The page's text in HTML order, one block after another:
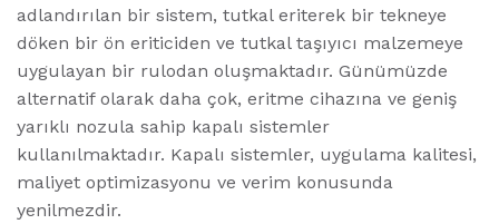
adlandırılan bir sistem, tutkal eriterek bir tekneye
döken bir ön eriticiden ve tutkal taşıyıcı malzemeye
uygulayan bir rulodan oluşmaktadır. Günümüzde
alternatif olarak daha çok, eritme cihazına ve geniş
yarıklı nozula sahip kapalı sistemler
kullanılmaktadır. Kapalı sistemler, uygulama kalitesi,
maliyet optimizasyonu ve verim konusunda
yenilmezdir.